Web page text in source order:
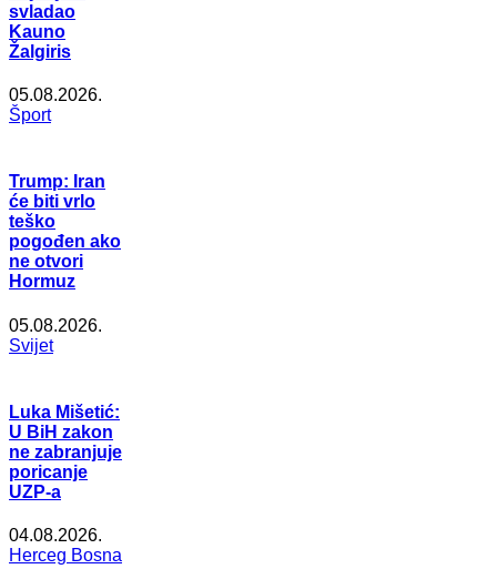
svladao
Kauno
Žalgiris
05.08.2026.
Šport
Trump: Iran
će biti vrlo
teško
pogođen ako
ne otvori
Hormuz
05.08.2026.
Svijet
Luka Mišetić:
U BiH zakon
ne zabranjuje
poricanje
UZP-a
04.08.2026.
Herceg Bosna